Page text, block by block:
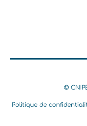
©
Politique de